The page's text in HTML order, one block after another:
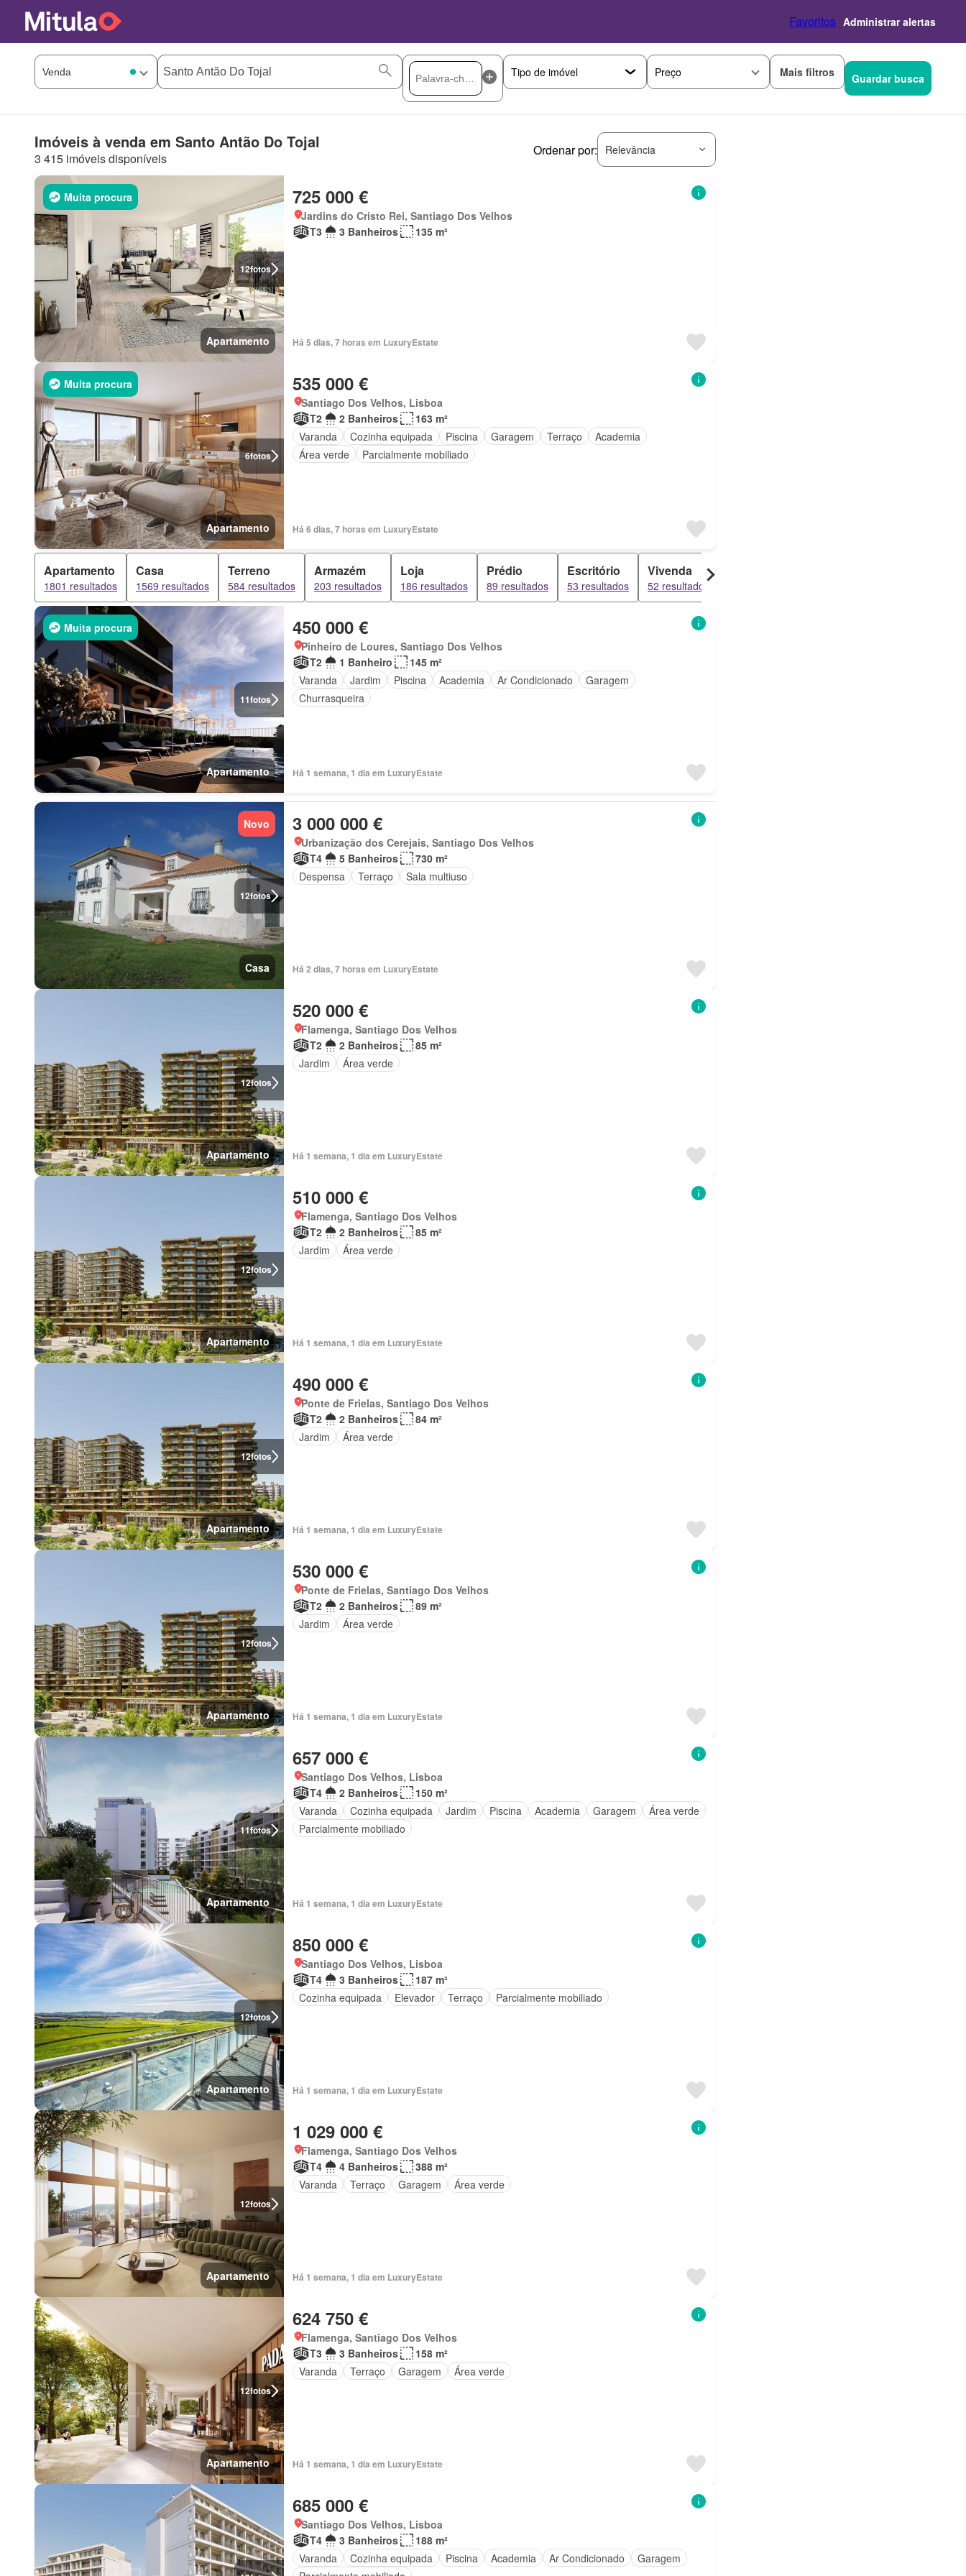
Favoritos Administrar alertas
Preço Mais filtros Guardar busca
Imóveis à venda em Santo Antão Do Tojal
3 415 imóveis disponíveis
Ordenar por: Relevância
12fotos
Muita procura
Apartamento
725 000 €
Jardins do Cristo Rei, Santiago Dos Velhos
T3
3 Banheiros 135 m²
Há 5 dias, 7 horas em LuxuryEstate
6fotos
Muita procura
Apartamento
535 000 €
Santiago Dos Velhos, Lisboa
T2
2 Banheiros
163 m²
Varanda
Cozinha equipada Piscina Garagem Terraço
Academia
Área verde
Parcialmente mobiliado
Há 6 dias, 7 horas em LuxuryEstate
Apartamento
1801 resultados
Casa
1569 resultados
Terreno
584 resultados
Armazém
203 resultados
Loja
186 resultados
Prédio
89 resultados
Escritório
53 resultados
Vivenda
52 resultados
11fotos
Muita procura
Apartamento
450 000 €
Pinheiro de Loures, Santiago Dos Velhos
T2
1 Banheiro
145 m²
Varanda
Jardim Piscina Academia Ar Condicionado
Garagem
Churrasqueira
Há 1 semana, 1 dia em LuxuryEstate
12fotos
Novo
Casa
3 000 000 €
Urbanização dos Cerejais, Santiago Dos Velhos
T4
5 Banheiros
730 m²
Despensa
Terraço Sala multiuso
Há 2 dias, 7 horas em LuxuryEstate
12fotos
Apartamento
520 000 €
Flamenga, Santiago Dos Velhos
T2
2 Banheiros
85 m²
Jardim
Área verde
Há 1 semana, 1 dia em LuxuryEstate
12fotos
Apartamento
510 000 €
Flamenga, Santiago Dos Velhos
T2
2 Banheiros
85 m²
Jardim
Área verde
Há 1 semana, 1 dia em LuxuryEstate
12fotos
Apartamento
490 000 €
Ponte de Frielas, Santiago Dos Velhos
T2
2 Banheiros
84 m²
Jardim
Área verde
Há 1 semana, 1 dia em LuxuryEstate
12fotos
Apartamento
530 000 €
Ponte de Frielas, Santiago Dos Velhos
T2
2 Banheiros
89 m²
Jardim
Área verde
Há 1 semana, 1 dia em LuxuryEstate
11fotos
Apartamento
657 000 €
Santiago Dos Velhos, Lisboa
T4
2 Banheiros
150 m²
Varanda
Cozinha equipada Jardim Piscina Academia Garagem
Área verde
Parcialmente mobiliado
Há 1 semana, 1 dia em LuxuryEstate
12fotos
Apartamento
850 000 €
Santiago Dos Velhos, Lisboa
T4
3 Banheiros
187 m²
Cozinha equipada
Elevador Terraço Parcialmente mobiliado
Há 1 semana, 1 dia em LuxuryEstate
12fotos
Apartamento
1 029 000 €
Flamenga, Santiago Dos Velhos
T4
4 Banheiros
388 m²
Varanda
Terraço Garagem Área verde
Há 1 semana, 1 dia em LuxuryEstate
12fotos
Apartamento
624 750 €
Flamenga, Santiago Dos Velhos
T3
3 Banheiros
158 m²
Varanda
Terraço Garagem Área verde
Há 1 semana, 1 dia em LuxuryEstate
685 000 €
Santiago Dos Velhos, Lisboa
T4
3 Banheiros
188 m²
Varanda
Cozinha equipada Piscina Academia Ar Condicionado
Garagem